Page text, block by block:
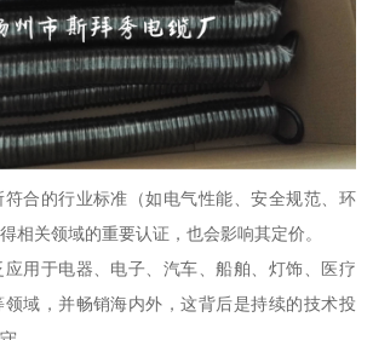
合的行业标准（如电气性能、安全规范、环
相关领域的重要认证，也会影响其定价。
用于电器、电子、汽车、船舶、灯饰、医疗
域，并畅销海内外，这背后是持续的技术投